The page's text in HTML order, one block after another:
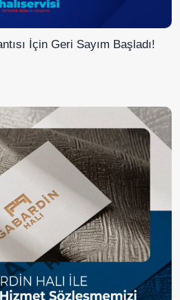
İçin Geri Sayım Başladı!